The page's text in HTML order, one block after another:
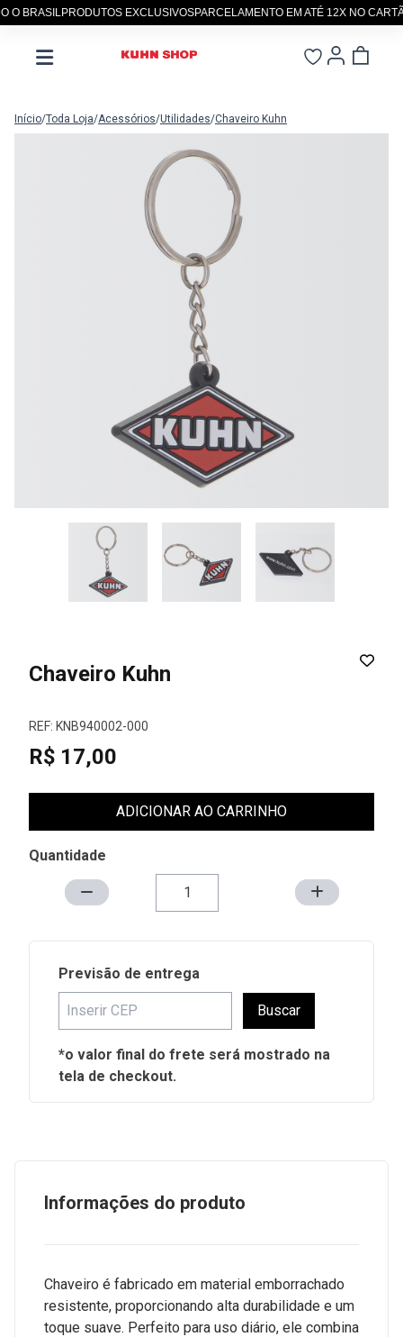
BRASILPRODUTOS EXCLUSIVOSPARCELAMENTO EM ATÉ 12X NO CARTÃO
Início/Toda Loja/Acessórios/Utilidades/Chaveiro Kuhn
Chaveiro Kuhn
REF: KNB940002-000
R$ 17,00
ADICIONAR AO CARRINHO
Quantidade
Previsão de entrega
Buscar
*o valor final do frete será mostrado na
tela de checkout.
Informações do produto
Chaveiro é fabricado em material emborrachado
resistente, proporcionando alta durabilidade e um
toque suave. Perfeito para uso diário, ele combina